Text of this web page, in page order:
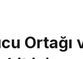
Ortağı